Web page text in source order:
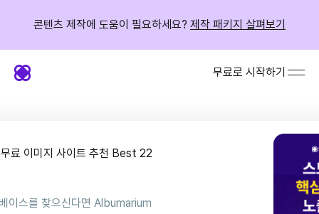
콘텐츠 제작에 도움이 필요하세요? 제작 패키지 살펴보기
무료로 시작하기
료 이미지 사이트 추천 Best 22
이스를 찾으신다면 Albumarium